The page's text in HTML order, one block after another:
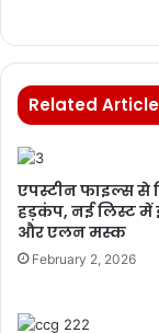
Related
एपस्टीन फाइल्स से
हड़कंप, नई लिस्ट में
और एलन मस्क
February 2, 2026